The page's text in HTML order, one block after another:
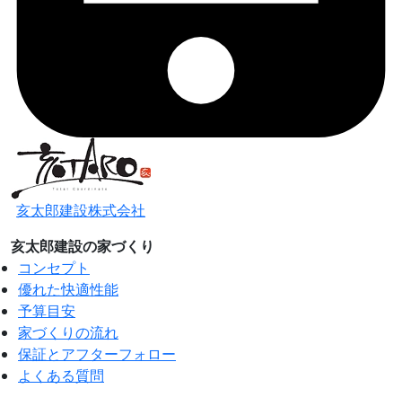
亥太郎建設株式会社
亥太郎建設の家づくり
コンセプト
優れた快適性能
予算目安
家づくりの流れ
保証とアフターフォロー
よくある質問